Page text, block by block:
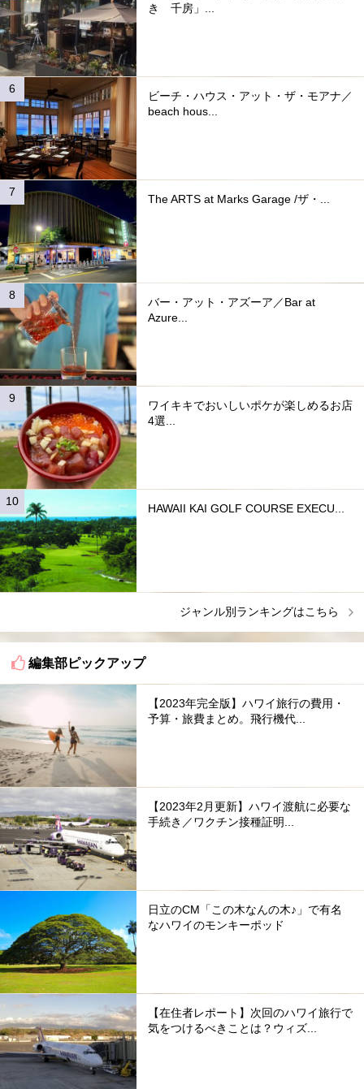
き 千房」...
ビーチ・ハウス・アット・ザ・モアナ／
beach hous...
The ARTS at Marks Garage /ザ・...
バー・アット・アズーア／Bar at
Azure...
ワイキキでおいしいポケが楽しめるお店
4選...
HAWAII KAI GOLF COURSE EXECU...
ジャンル別ランキングはこちら
編集部ピックアップ
【2023年完全版】ハワイ旅行の費用・
予算・旅費まとめ。飛行機代...
【2023年2月更新】ハワイ渡航に必要な
手続き／ワクチン接種証明...
日立のCM「この木なんの木♪」で有名
なハワイのモンキーポッド
【在住者レポート】次回のハワイ旅行で
気をつけるべきことは？ウィズ...